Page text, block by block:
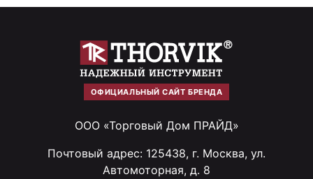
ОФИЦИАЛЬНЫЙ САЙТ БРЕНДА
ООО «Торговый Дом ПРАЙД»
Почтовый адрес: 125438, г. Москва, ул.
Автомоторная, д. 8